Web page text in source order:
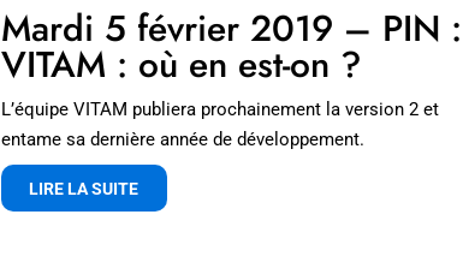
Mardi 5 février 2019 – PIN :
VITAM : où en est-on ?
L’équipe VITAM publiera prochainement la version 2 et
entame sa dernière année de développement.
LIRE LA SUITE